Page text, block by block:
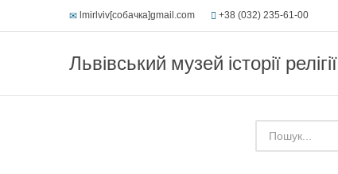
lmirlviv[собачка]gmail.com +38 (032) 235-61-00
Львівський музей історії релігії